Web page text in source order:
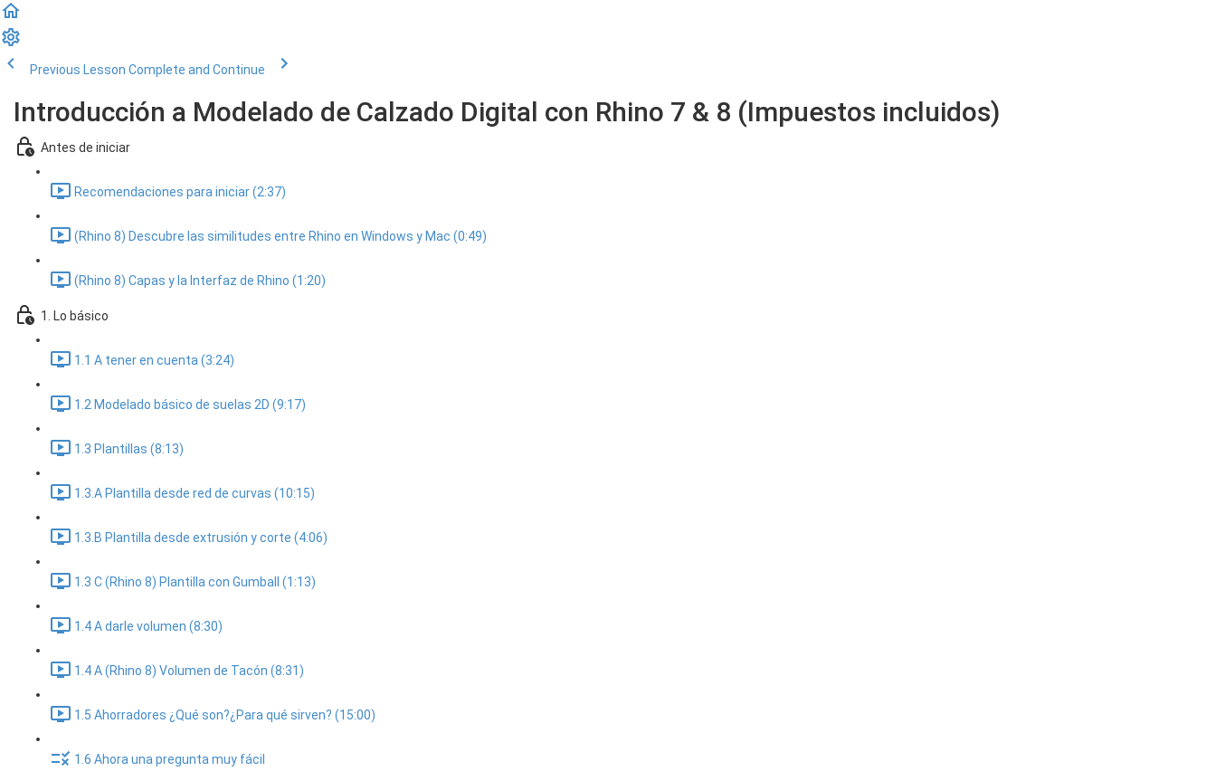
Previous Lesson Complete and Continue
Introducción a Modelado de Calzado Digital con Rhino 7 & 8 (Impuestos incluidos)
Antes de iniciar
Recomendaciones para iniciar (2:37)
(Rhino 8) Descubre las similitudes entre Rhino en Windows y Mac (0:49)
(Rhino 8) Capas y la Interfaz de Rhino (1:20)
1. Lo básico
1.1 A tener en cuenta (3:24)
1.2 Modelado básico de suelas 2D (9:17)
1.3 Plantillas (8:13)
1.3.A Plantilla desde red de curvas (10:15)
1.3.B Plantilla desde extrusión y corte (4:06)
1.3 C (Rhino 8) Plantilla con Gumball (1:13)
1.4 A darle volumen (8:30)
1.4 A (Rhino 8) Volumen de Tacón (8:31)
1.5 Ahorradores ¿Qué son?¿Para qué sirven? (15:00)
1.6 Ahora una pregunta muy fácil